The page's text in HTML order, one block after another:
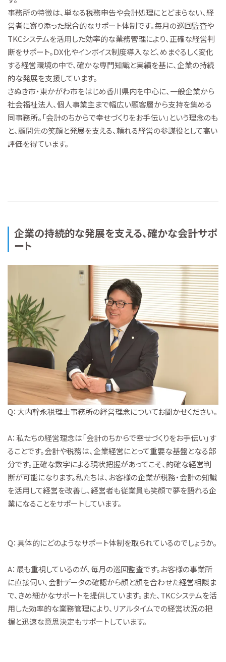
事務所の特徴は、単なる税務申告や会計処理にとどまらない、経
営者に寄り添った総合的なサポート体制です。毎月の巡回監査や
TKCシステムを活用した効率的な業務管理により、正確な経営判
断をサポート。DX化やインボイス制度導入など、めまぐるしく変化
する経営環境の中で、確かな専門知識と実績を基に、企業の持続
的な発展を支援しています。
さぬき市・東かがわ市をはじめ香川県内を中心に、一般企業から
社会福祉法人、個人事業主まで幅広い顧客層から支持を集める
同事務所。「会計のちからで幸せづくりをお手伝い」という理念のも
と、顧問先の笑顔と発展を支える、頼れる経営の参謀役として高い
評価を得ています。
企業の持続的な発展を支える、確かな会計サポ
ート
Q：大内幹永税理士事務所の経営理念についてお聞かせください。
A：私たちの経営理念は「会計のちからで幸せづくりをお手伝い」す
ることです。会計や税務は、企業経営にとって重要な基盤となる部
分です。正確な数字による現状把握があってこそ、的確な経営判
断が可能になります。私たちは、お客様の企業が税務・会計の知識
を活用して経営を改善し、経営者も従業員も笑顔で夢を語れる企
業になることをサポートしています。
Q：具体的にどのようなサポート体制を取られているのでしょうか。
A：最も重視しているのが、毎月の巡回監査です。お客様の事業所
に直接伺い、会計データの確認から顔と顔を合わせた経営相談ま
で、きめ細かなサポートを提供しています。また、TKCシステムを活
用した効率的な業務管理により、リアルタイムでの経営状況の把
握と迅速な意思決定もサポートしています。